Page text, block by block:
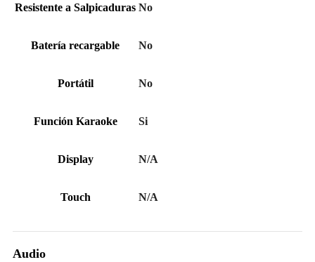
Resistente a Salpicaduras No
Batería recargable No
Portátil No
Función Karaoke Si
Display N/A
Touch N/A
Audio